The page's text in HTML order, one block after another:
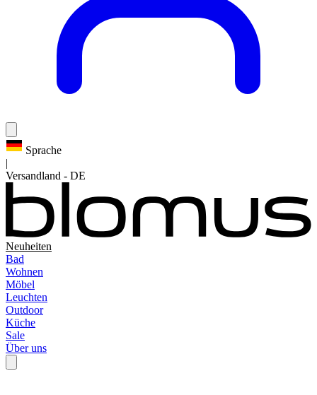
Sprache
|
Versandland - DE
Neuheiten
Bad
Wohnen
Möbel
Leuchten
Outdoor
Küche
Sale
Über uns